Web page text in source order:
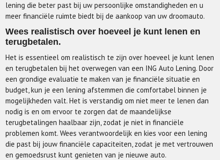
lening die beter past bij uw persoonlijke omstandigheden en u
meer financiële ruimte biedt bij de aankoop van uw droomauto.
Wees realistisch over hoeveel je kunt lenen en
terugbetalen.
Het is essentieel om realistisch te zijn over hoeveel je kunt lenen
en terugbetalen bij het overwegen van een ING Auto Lening. Door
een grondige evaluatie te maken van je financiële situatie en
budget, kun je een lening afstemmen die comfortabel binnen je
mogelijkheden valt. Het is verstandig om niet meer te lenen dan
nodig is en om ervoor te zorgen dat de maandelijkse
terugbetalingen haalbaar zijn, zodat je niet in financiële
problemen komt. Wees verantwoordelijk en kies voor een lening
die past bij jouw financiële capaciteiten, zodat je met vertrouwen
en gemoedsrust kunt genieten van je nieuwe auto.